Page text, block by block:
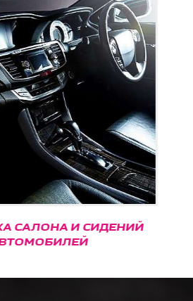
САЛОНА И СИДЕНИЙ